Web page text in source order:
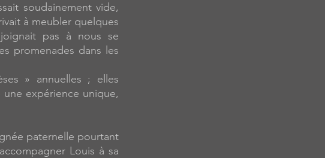
soudainement vide,
à meubler quelques
pas à nous se
promenades dans les
» annuelles ; elles
expérience unique,
paternelle pourtant
Louis à sa